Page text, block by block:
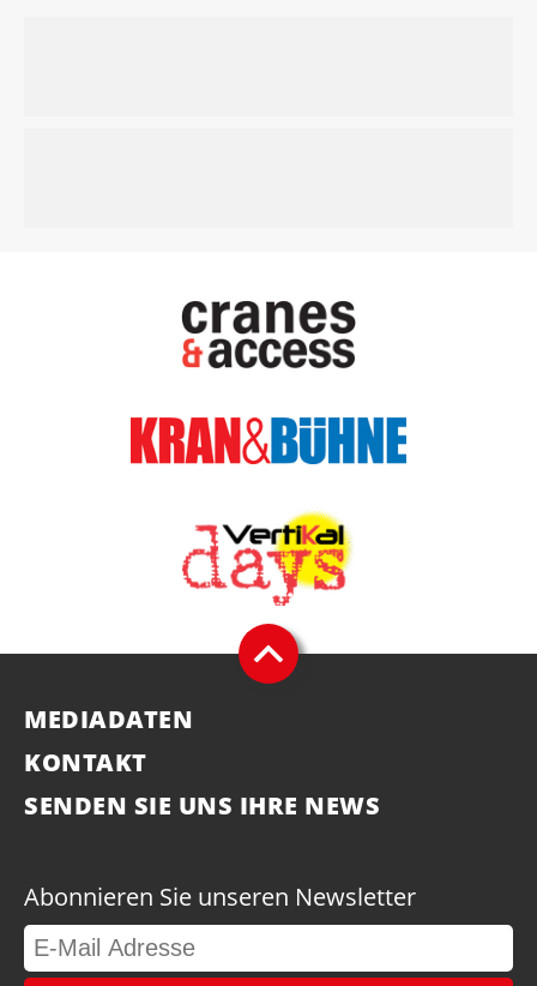
MEDIADATEN
KONTAKT
SENDEN SIE UNS IHRE NEWS
Abonnieren Sie unseren Newsletter